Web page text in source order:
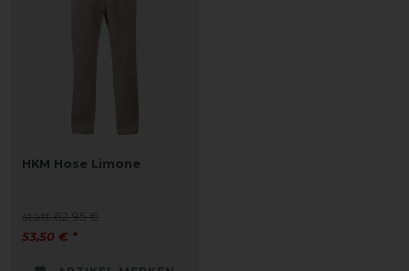
HKM Hose Limone
statt 62,95 €
53,50 € *